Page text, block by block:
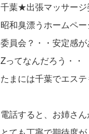
千葉★出張マッサージ
昭和臭漂うホームペー
委員会？・・安定感が
Zってなんだろう・・
たまには千葉でエステ
電話すると、お姉さん